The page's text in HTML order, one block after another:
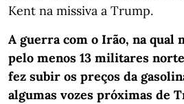
Kent na missiva a Trump.
A guerra com o Irão, na qual
pelo menos 13 militares
fez subir os preços da
algumas vozes próximas de